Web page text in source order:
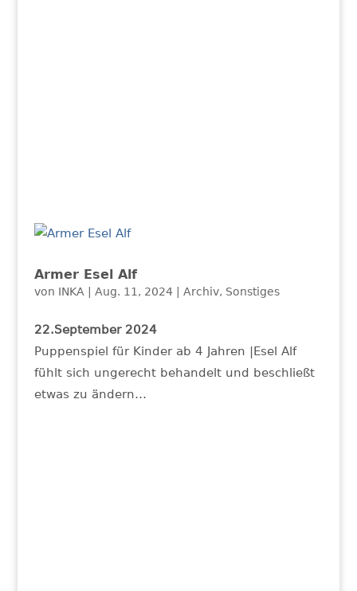
Armer Esel Alf
von INKA Aug. 11, 2024 Archiv, Sonstiges
22.September 2024
Puppenspiel für Kinder ab 4 Jahren |Esel Alf
fühlt sich ungerecht behandelt und beschließt
etwas zu ändern…